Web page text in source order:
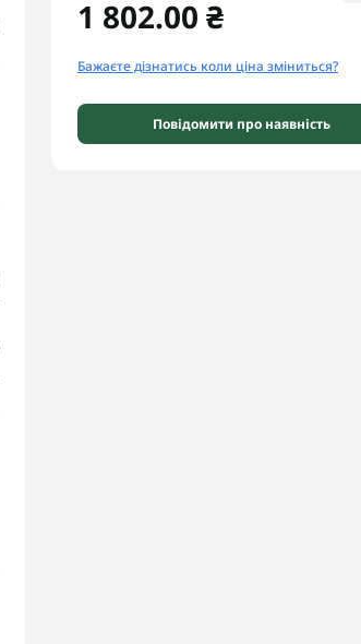
1 802.00 ₴
Бажаєте дізнатись коли ціна зміниться?
Повідомити про наявність